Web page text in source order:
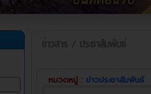
หมวดหมู่ : ข่าวประชาสัมพันธ์